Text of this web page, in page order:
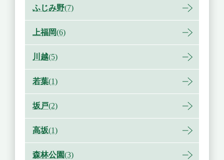
ふじみ野(7)
上福岡(6)
川越(5)
若葉(1)
坂戸(2)
高坂(1)
森林公園(3)